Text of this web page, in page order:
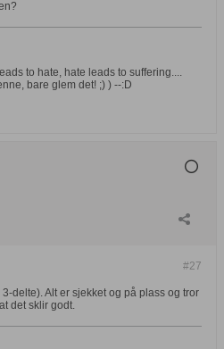
to hate, hate leads to suffering....
bare glem det! ;) ) --:D
#27
delte). Alt er sjekket og på plass og tror
det sklir godt.